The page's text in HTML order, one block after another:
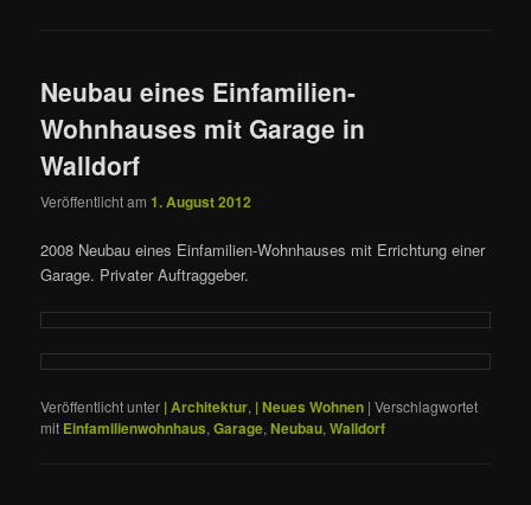
Neubau eines Einfamilien-
Wohnhauses mit Garage in
Walldorf
Veröffentlicht am1. August 2012
2008 Neubau eines Einfamilien-Wohnhauses mit Errichtung einer
Garage. Privater Auftraggeber.
Veröffentlicht unter | Architektur, | Neues Wohnen |Verschlagwortet
mit Einfamilienwohnhaus,Garage,Neubau,Walldorf